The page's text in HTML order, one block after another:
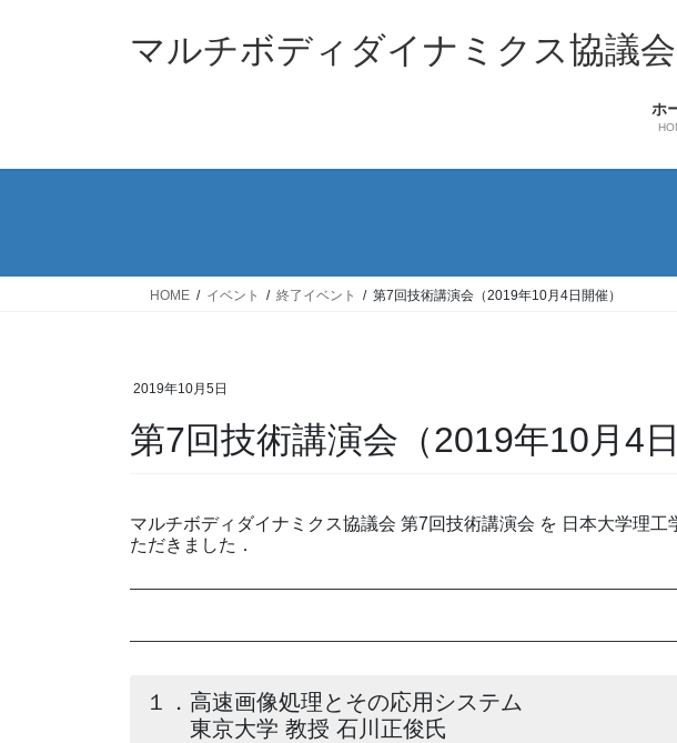
ス
ン
マルチボディダイナミクス協議会
ホ
HOME イベント 終了イベント 第7回技術講演会（2019年10月4日開催）
2019年10月5日
第7回技術講演会（2019年10月4日
マルチボディダイナミクス協議会 第7回技術講演会 を 日本大学理
ただきました．
１．高速画像処理とその応用システム
東京大学 教授 石川正俊氏